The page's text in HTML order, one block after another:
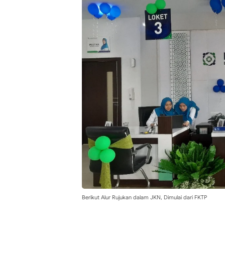
Berikut Alur Rujukan dalam JKN, Dimulai dari FKTP